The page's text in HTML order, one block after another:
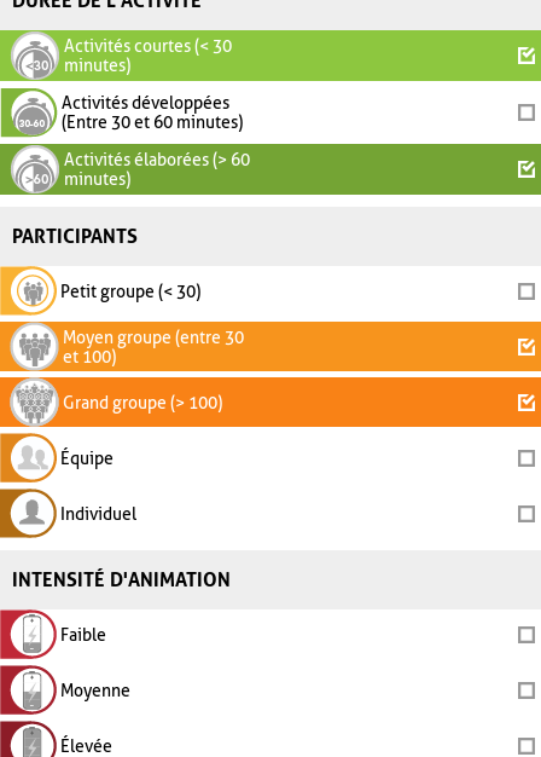
Activités courtes (< 30
minutes)
Activités développées
(Entre 30 et 60 minutes)
Activités élaborées (> 60
minutes)
PARTICIPANTS
Petit groupe (< 30)
Moyen groupe (entre 30
et 100)
Grand groupe (> 100)
Équipe
Individuel
INTENSITÉ D'ANIMATION
Faible
Moyenne
Élevée